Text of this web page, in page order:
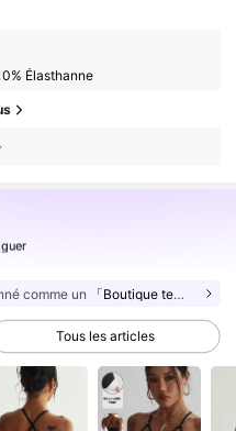
Élasthanne
comme un 「Boutique tendance」
Tous les articles